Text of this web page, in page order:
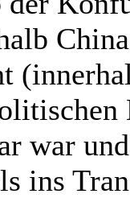
war
ins